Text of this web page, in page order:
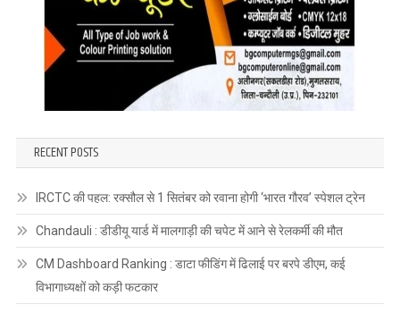
RECENT POSTS
IRCTC की पहल: रक्सौल से 1 सितंबर को रवाना होगी ‘भारत गौरव’ स्पेशल ट्रेन
Chandauli : डीडीयू यार्ड में मालगाड़ी की चपेट में आने से रेलकर्मी की मौत
CM Dashboard Ranking : डाटा फीडिंग में ढिलाई पर बरपे डीएम, कई
विभागाध्यक्षों को कड़ी फटकार